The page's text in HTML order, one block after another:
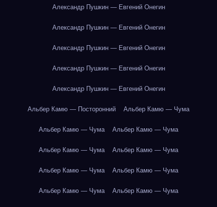
Александр Пушкин — Евгений Онегин
Александр Пушкин — Евгений Онегин
Александр Пушкин — Евгений Онегин
Александр Пушкин — Евгений Онегин
Александр Пушкин — Евгений Онегин
Альбер Камю — Посторонний Альбер Камю — Чума
Альбер Камю — Чума Альбер Камю — Чума
Альбер Камю — Чума Альбер Камю — Чума
Альбер Камю — Чума Альбер Камю — Чума
Альбер Камю — Чума Альбер Камю — Чума